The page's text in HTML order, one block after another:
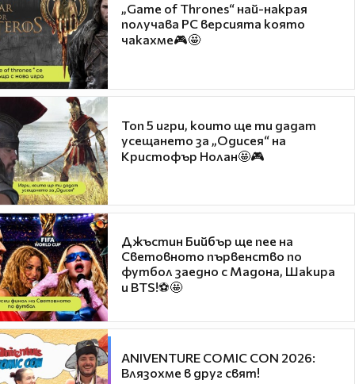
„Game of Thrones“ най-накрая
получава PC версията която
чакахме🎮🤩
Топ 5 игри, които ще ти дадат
усещането за „Одисея“ на
Кристофър Нолан🤩🎮
Джъстин Бийбър ще пее на
Световното първенство по
футбол заедно с Мадона, Шакира
и BTS!⚽🤩
ANIVENTURE COMIC CON 2026:
Влязохме в друг свят!